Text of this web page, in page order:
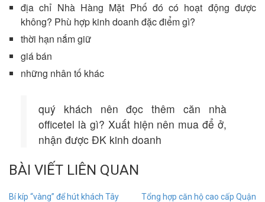
địa chỉ Nhà Hàng Mặt Phố đó có hoạt động được
không? Phù hợp kinh doanh đặc điểm gì?
thời hạn nắm giữ
giá bán
những nhân tố khác
quý khách nên đọc thêm căn nhà
officetel là gì? Xuất hiện nên mua để ở,
nhận được ĐK kinh doanh
BÀI VIẾT LIÊN QUAN
Bí kíp “vàng” để hút khách Tây
Tổng hợp căn hộ cao cấp Quận